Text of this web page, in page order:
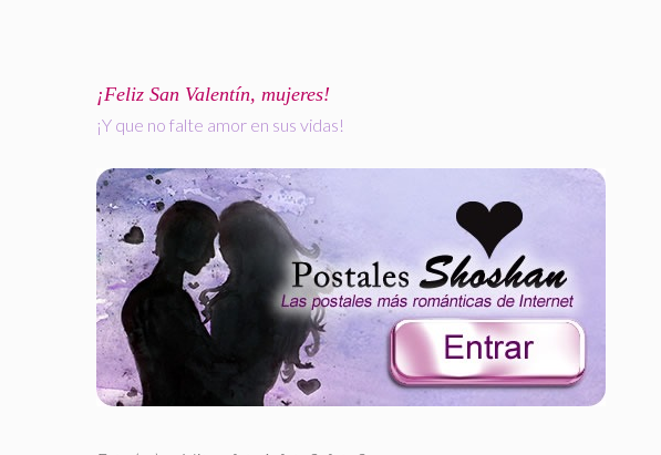
¡Feliz San Valentín, mujeres!
¡Y que no falte amor en sus vidas!